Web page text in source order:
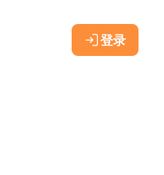
登录